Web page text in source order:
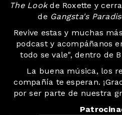
The Lookde Roxette y
de Gangsta's
Revive estas y muchas
podcast y acompáñanos
todo se vale", dentro de
La buena música, los
compañía te esperan.
por ser parte de nuestra